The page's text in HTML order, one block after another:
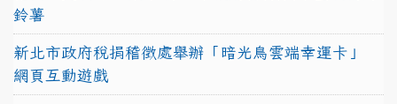
鈴薯
新北市政府稅捐稽徵處舉辦「暗光鳥雲端幸運卡」
網頁互動遊戲